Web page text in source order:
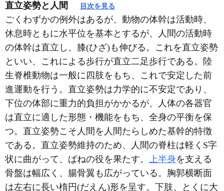
直立姿勢と人間 目次を見る
ごくわずかの例外はあるが、動物の体幹は活動時、
休息時ともに水平位を基本とするが、人間の活動時
の体幹は直立し、膝(ひざ)も伸びる。これを直立姿勢
といい、これによる歩行が直立二足歩行である。陸
生脊椎動物は一般に四肢をもち、これで安定した前
進運動を行う。直立姿勢は力学的に不安定であり、
下位の体部に重力的負担がかかるが、人体の各器官
は直立に適した形態・機能をもち、全身の平衡を保
つ。直立姿勢こそ人間を人間たらしめた基幹的特徴
である。直立姿勢維持のため、人間の脊柱は軽くS字
状に曲がって、ばねの役を果たす。 上半身を支える
骨盤は幅広く、腸骨翼も広がっている。胸郭横断面
は左右に長い楕円(だえん)形を呈す。下肢、とくに大